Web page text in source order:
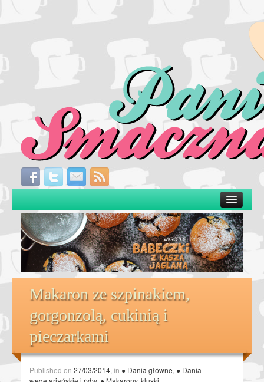
Makaron ze szpinakiem,
gorgonzolą, cukinią i
pieczarkami
Published on 27/03/2014 , in ● Dania główne ● Dania